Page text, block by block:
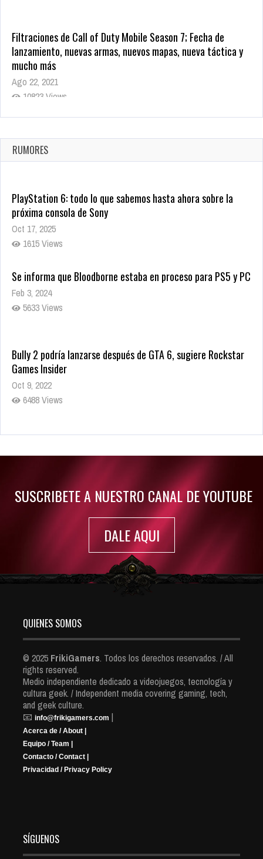
Filtraciones de Call of Duty Mobile Season 7; Fecha de
lanzamiento, nuevas armas, nuevos mapas, nueva táctica y
mucho más
Ago 22, 2021
10823 Views
La configuración de Call of Duty 2021 aparentemente ya fue
Ago 8, 2021
10008 Views
RUMORES
PlayStation 6: todo lo que sabemos hasta ahora sobre la
próxima consola de Sony
Oct 17, 2025
1615 Views
Se informa que Bloodborne estaba en proceso para PS5 y PC
Feb 3, 2024
5633 Views
Bully 2 podría lanzarse después de GTA 6, sugiere Rockstar
Games Insider
Oct 9, 2022
6488 Views
Rumor: Se filtran los primeros detalles de Resident Evil 9
SUSCRIBETE A NUESTRO CANAL DE YOUTUBE
DALE AQUI
QUIENES SOMOS
© 2025 FrikiGamers. Todos los derechos reservados. / All
rights reserved.
Medio independiente dedicado a videojuegos, tecnología y
cultura geek. / Independent media covering gaming, tech,
and geek culture.
📧 info@frikigamers.com |
Acerca de / About |
Equipo / Team |
Contacto / Contact |
Privacidad / Privacy Policy
SÍGUENOS